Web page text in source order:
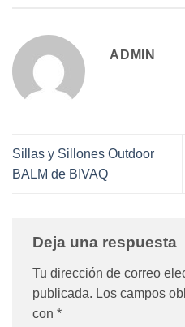
ADMIN
Sillas y Sillones Outdoor
BALM de BIVAQ
Deja una respuesta
Tu dirección de correo
publicada. Los campos
con *